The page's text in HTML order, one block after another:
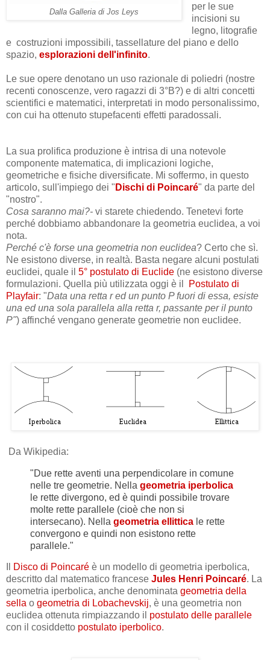
Dalla Galleria di Jos Leys
per le sue
incisioni su
legno, litografie
e costruzioni impossibili, tassellature del piano e dello
spazio, esplorazioni dell'infinito.
Le sue opere denotano un uso razionale di poliedri (nostre
recenti conoscenze, vero ragazzi di 3°B?) e di altri concetti
scientifici e matematici, interpretati in modo personalissimo,
con cui ha ottenuto stupefacenti effetti paradossali.
La sua prolifica produzione è intrisa di una notevole
componente matematica, di implicazioni logiche,
geometriche e fisiche diversificate. Mi soffermo, in questo
articolo, sull'impiego dei " Dischi di Poincaré" da parte del
"nostro".
Cosa saranno mai?- vi starete chiedendo. Tenetevi forte
perché dobbiamo abbandonare la geometria euclidea, a voi
nota.
Perché c'è forse una geometria non euclidea? Certo che sì.
Ne esistono diverse, in realtà. Basta negare alcuni postulati
euclidei, quale il 5° postulato di Euclide (ne esistono diverse
formulazioni. Quella più utilizzata oggi è il
Postulato di
Playfair: "Data una retta r ed un punto P fuori di essa, esiste
una ed una sola parallela alla retta r, passante per il punto
P") affinché vengano generate geometrie non euclidee.
Da Wikipedia:
"Due rette aventi una perpendicolare in comune
nelle tre geometrie. Nella geometria iperbolica
le rette divergono, ed è quindi possibile trovare
molte rette parallele (cioè che non si
intersecano). Nella geometria ellittica le rette
convergono e quindi non esistono rette
parallele."
Disco di Poincaré è un modello di geometria iperbolica,
descritto dal matematico francese Jules Henri Poincaré. La
geometria iperbolica, anche denominata geometria della
sella o geometria di Lobachevskij, è una geometria non
euclidea ottenuta rimpiazzando il postulato delle parallele
con il cosiddetto postulato iperbolico.